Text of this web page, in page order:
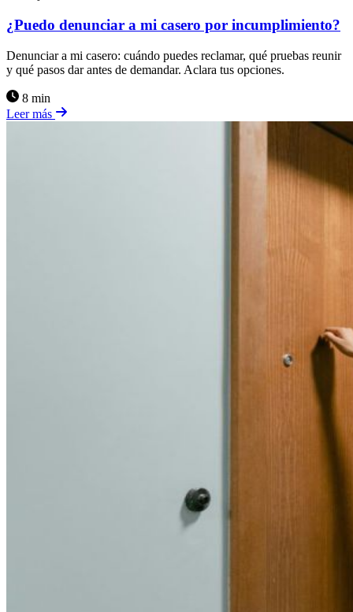
¿Puedo denunciar a mi casero por incumplimiento?
Denunciar a mi casero: cuándo puedes reclamar, qué pruebas reunir
y qué pasos dar antes de demandar. Aclara tus opciones.
8 min
Leer más